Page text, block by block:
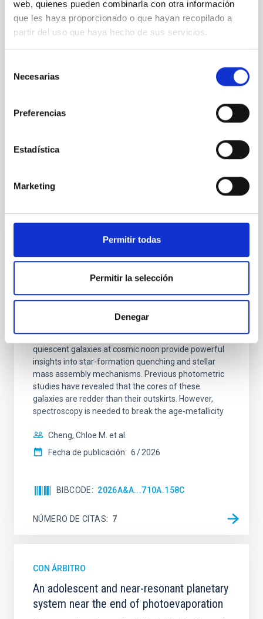
web, quienes pueden combinarla con otra información
que les haya proporcionado o que hayan recopilado a
partir del uso que haya hecho de sus servicios.
Necesarias
Preferencias
Estadística
Marketing
Permitir todas
Permitir la selección
Denegar
In a magnetically dominated model of star formation,
we expect to see alignments between the magnetic
instead, however, that the orientation of cores and
their angular momentum vectors appear random
Yin, Sean et al.
Clues to inside-out quenching in quiescent
galaxies at 1.2 ≲ z ≲ 2.2: Age, Fe-, and
Mg-abundance gradients from JWST-
Spatially resolved stellar populations of massive
quiescent galaxies at cosmic noon provide powerful
insights into star-formation quenching and stellar
mass assembly mechanisms. Previous photometric
studies have revealed that the cores of these
galaxies are redder than their outskirts. However,
spectroscopy is needed to break the age-metallicity
Cheng, Chloe M. et al.
Fecha de publicación: 6 2026
BIBCODE 2026A&A...710A.158C
NÚMERO DE CITAS 7
CON ÁRBITRO
An adolescent and near-resonant planetary
system near the end of photoevaporation